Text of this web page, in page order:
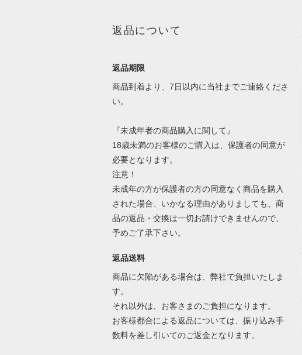
返品について
返品期限
商品到着より、7日以内に当社までご連絡くださ
い。
『未成年者の商品購入に関して』
18歳未満のお客様のご購入は、保護者の同意が
必要となります。
注意！
未成年の方が保護者の方の同意なく商品を購入
された場合、いかなる理由がありましても、商
品の返品・交換は一切お請けできませんので、
予めご了承下さい。
返品送料
商品に欠陥がある場合は、弊社で負担いたしま
す。
それ以外は、お客さまのご負担になります。
お客様都合による返品については、振り込み手
数料を差し引いてのご返金となります。